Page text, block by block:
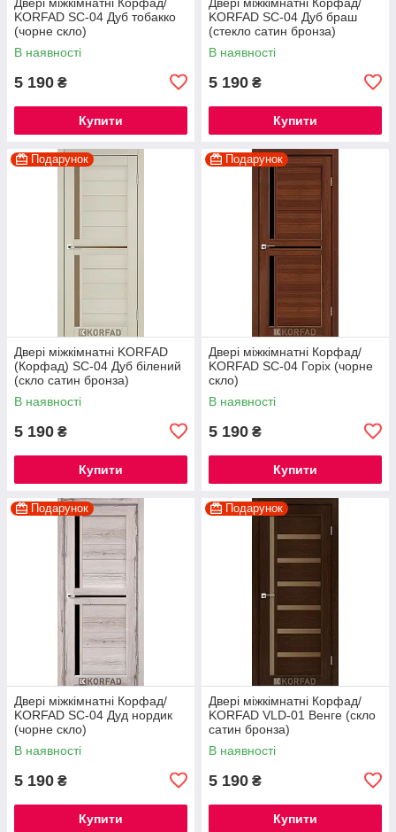
KORFAD SC-04 Дуб тобакко
(чорне скло)
В наявності
5 190 ₴
Купити
KORFAD SC-04 Дуб браш
(стекло сатин бронза)
В наявності
5 190 ₴
Купити
Подарунок
Двері міжкімнатні KORFAD
(Корфад) SC-04 Дуб білений
(скло сатин бронза)
В наявності
5 190 ₴
Купити
Подарунок
Двері міжкімнатні Корфад/
KORFAD SC-04 Горіх (чорне
скло)
В наявності
5 190 ₴
Купити
Подарунок
Двері міжкімнатні Корфад/
KORFAD SC-04 Дуд нордик
(чорне скло)
В наявності
5 190 ₴
Купити
Подарунок
Двері міжкімнатні Корфад/
KORFAD VLD-01 Венге (скло
сатин бронза)
В наявності
5 190 ₴
Купити